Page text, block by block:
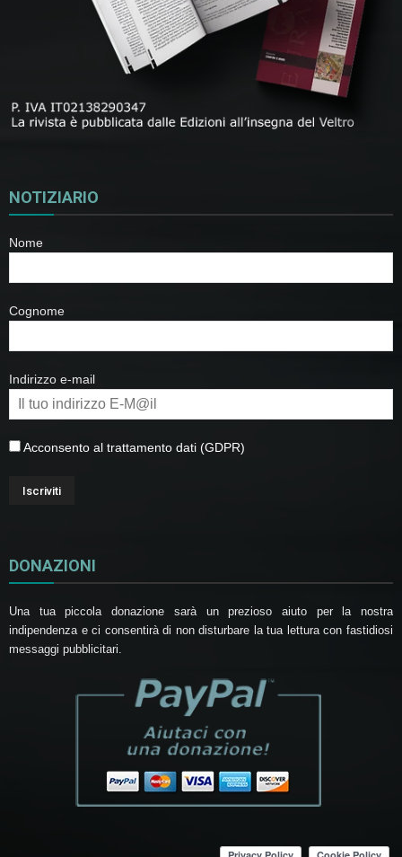
NOTIZIARIO
Nome
Cognome
Indirizzo e-mail
Acconsento al trattamento dati (GDPR)
DONAZIONI
Una tua piccola donazione sarà un prezioso aiuto per la nostra
indipendenza e ci consentirà di non disturbare la tua lettura con fastidiosi
messaggi pubblicitari.